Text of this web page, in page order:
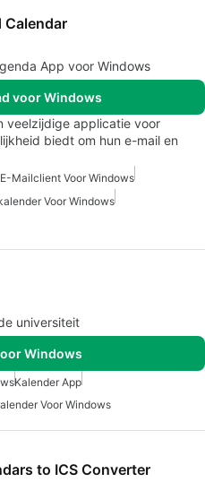
Calendar
App voor Windows
voor Windows
veelzijdige applicatie voor
biedt om hun e-mail en
Mailclient Voor Windows
Voor Windows
universiteit
Windows
Kalender App
Voor Windows
to ICS Converter